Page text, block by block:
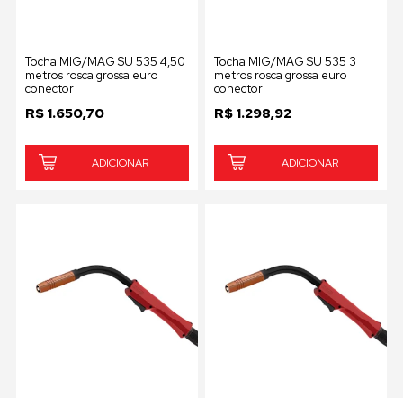
Tocha MIG/MAG SU 535 4,50
metros rosca grossa euro
conector
R$ 1.650,70
ADICIONAR
Tocha MIG/MAG SU 535 3
metros rosca grossa euro
conector
R$ 1.298,92
ADICIONAR